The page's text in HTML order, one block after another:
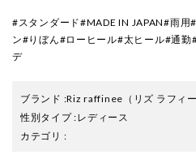
#スタンダード#MADE IN JAPAN#雨
ン#りぼん#ローヒール#太ヒール#通
デ
ブランド :Riz raffinee （リズ ラフィ
性別タイプ:レディース
カテゴリ :